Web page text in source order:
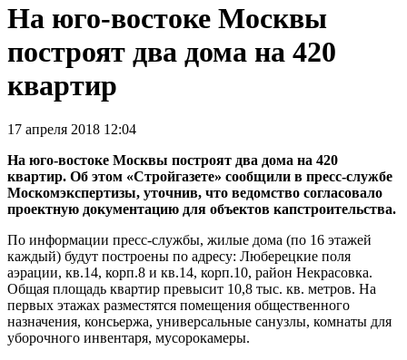
На юго-востоке Москвы
построят два дома на 420
квартир
17 апреля 2018 12:04
На юго-востоке Москвы построят два дома на 420
квартир. Об этом «Стройгазете» сообщили в пресс-службе
Москомэкспертизы, уточнив, что ведомство согласовало
проектную документацию для объектов капстроительства.
По информации пресс-службы, жилые дома (по 16 этажей
каждый) будут построены по адресу: Люберецкие поля
аэрации, кв.14, корп.8 и кв.14, корп.10, район Некрасовка.
Общая площадь квартир превысит 10,8 тыс. кв. метров. На
первых этажах разместятся помещения общественного
назначения, консьержа, универсальные санузлы, комнаты для
уборочного инвентаря, мусорокамеры.